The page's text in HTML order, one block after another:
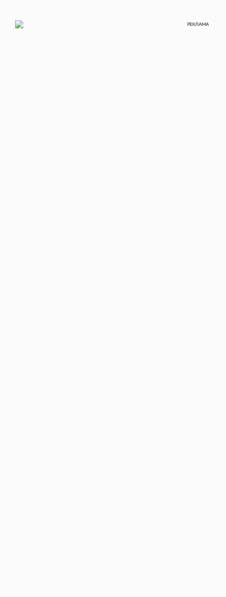
РЕКЛАМА